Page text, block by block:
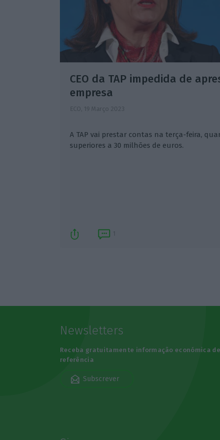
CEO da TAP impedida de
empresa
ECO, 19 Março 2023
A TAP vai prestar contas na terça-feira,
superiores a 30 milhões de euros.
Newsletters
Receba gratuitamente informação económica
referência
Subscrever